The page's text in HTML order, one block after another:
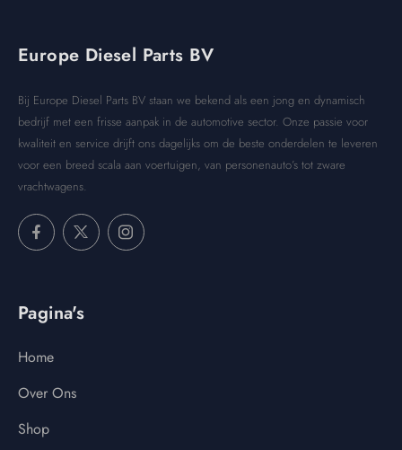
Europe Diesel Parts BV
Bij Europe Diesel Parts BV staan we bekend als een jong en dynamisch
bedrijf met een frisse aanpak in de automotive sector. Onze passie voor
kwaliteit en service drijft ons dagelijks om de beste onderdelen te leveren
voor een breed scala aan voertuigen, van personenauto’s tot zware
vrachtwagens.
Pagina's
Home
Over Ons
Shop